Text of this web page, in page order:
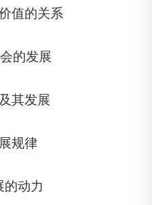
值的关系
的发展
其发展
规律
的动力